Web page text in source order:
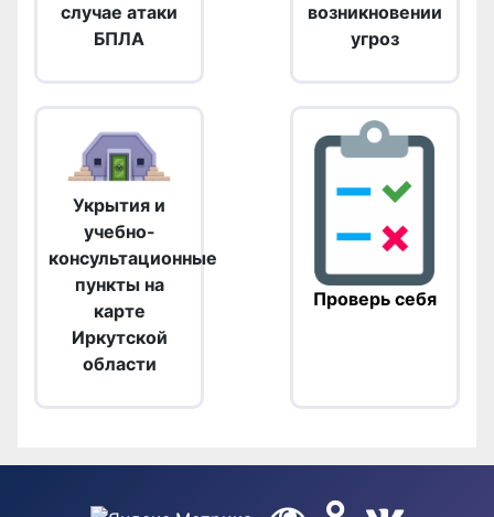
случае атаки
БПЛА
возникновении
угроз
Укрытия и
учебно-
консультационные
пункты на
карте
Иркутской
области
Проверь себя